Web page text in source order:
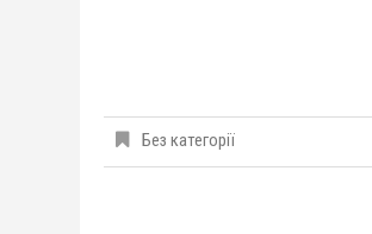
Без категорії